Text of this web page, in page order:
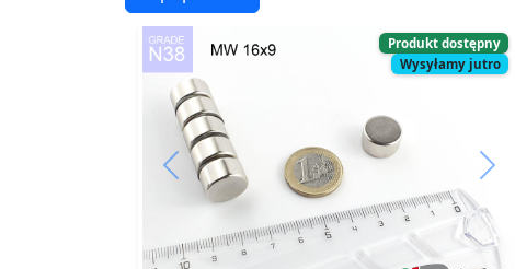
Produkt dostępny
Wysyłamy jutro
Next